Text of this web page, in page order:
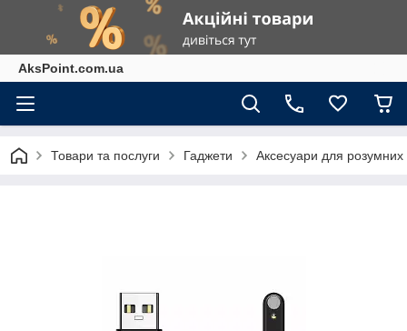
AksPoint.com.ua
Товари та послуги Гаджети Аксесуари для розумних